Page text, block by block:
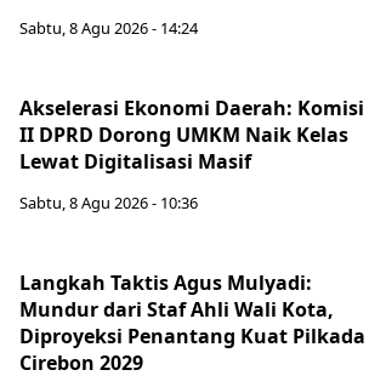
Sabtu, 8 Agu 2026 - 14:24
Akselerasi Ekonomi Daerah: Komisi
II DPRD Dorong UMKM Naik Kelas
Lewat Digitalisasi Masif
Sabtu, 8 Agu 2026 - 10:36
Langkah Taktis Agus Mulyadi:
Mundur dari Staf Ahli Wali Kota,
Diproyeksi Penantang Kuat Pilkada
Cirebon 2029